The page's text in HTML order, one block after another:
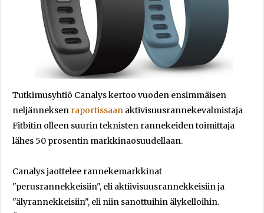
Tutkimusyhtiö Canalys kertoo vuoden ensimmäisen
neljänneksen raportissaan aktivisuusrannekevalmistaja
Fitbitin olleen suurin teknisten rannekeiden toimittaja
lähes 50 prosentin markkinaosuudellaan.
Canalys jaottelee rannekemarkkinat
"perusrannekkeisiin", eli aktiivisuusrannekkeisiin ja
"älyrannekkeisiin", eli niin sanottuihin älykelloihin.